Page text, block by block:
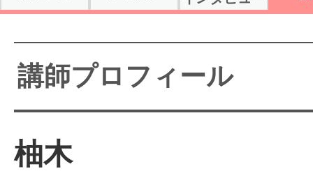
駅・路線か
通信講座を
講師プロフィール
柚木